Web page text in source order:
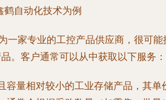
鹤自动化技术为例
一家专业的工控产品供应商，很可能
。客户通常可以从中获取以下服务：
容量相对较小的工业存储产品，其单